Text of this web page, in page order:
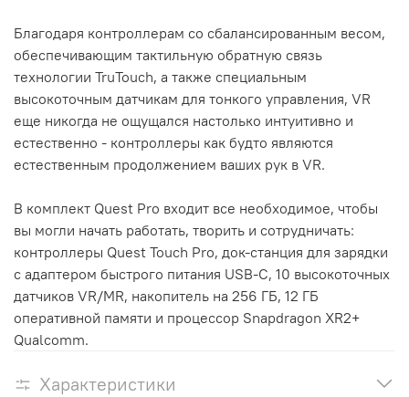
Благодаря контроллерам со сбалансированным весом,
обеспечивающим тактильную обратную связь
технологии TruTouch, а также специальным
высокоточным датчикам для тонкого управления, VR
еще никогда не ощущался настолько интуитивно и
естественно - контроллеры как будто являются
естественным продолжением ваших рук в VR.
В комплект Quest Pro входит все необходимое, чтобы
вы могли начать работать, творить и сотрудничать:
контроллеры Quest Touch Pro, док-станция для зарядки
с адаптером быстрого питания USB-C, 10 высокоточных
датчиков VR/MR, накопитель на 256 ГБ, 12 ГБ
оперативной памяти и процессор Snapdragon XR2+
Qualcomm.
Характеристики